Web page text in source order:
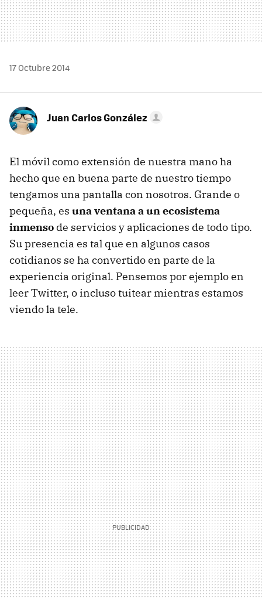
17 Octubre 2014
Juan Carlos González
El móvil como extensión de nuestra mano ha
hecho que en buena parte de nuestro tiempo
tengamos una pantalla con nosotros. Grande o
pequeña, es una ventana a un ecosistema
inmenso de servicios y aplicaciones de todo tipo.
Su presencia es tal que en algunos casos
cotidianos se ha convertido en parte de la
experiencia original. Pensemos por ejemplo en
leer Twitter, o incluso tuitear mientras estamos
viendo la tele.